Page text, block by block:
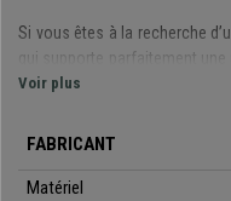
Si vous êtes à la recherche
qui supporte parfaitement une
d’attente MOBY BASE est
plus grand nombre de
table, et celle-ci peut être
Voir plus
FABRICANT
Matériel